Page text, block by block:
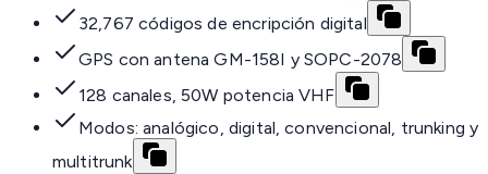
32,767 códigos de encripción digital
GPS con antena GM-158I y SOPC-2078
128 canales, 50W potencia VHF
Modos: analógico, digital, convencional, trunking y
multitrunk